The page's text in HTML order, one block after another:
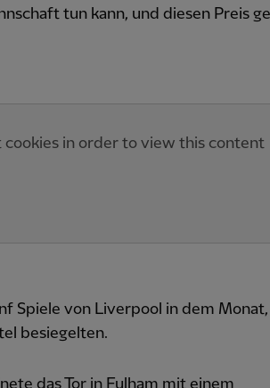
tun kann, und diesen Preis
cookies in order to view this content
Spiele von Liverpool in dem
besiegelten.
das Tor in Fulham mit einem